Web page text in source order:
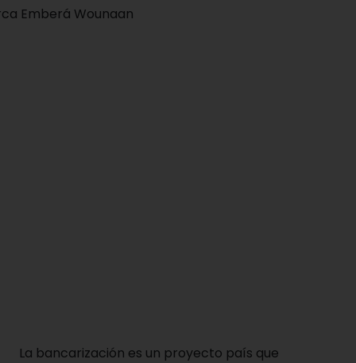
La bancarización es un proyecto país que